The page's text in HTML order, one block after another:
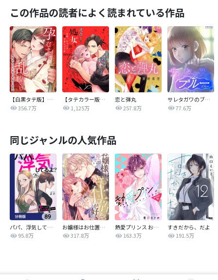
この作品の読者によく読まれている作品
【白黒タテ版】孕むまで乱れいけ～身代わり花嫁と軍服の猛愛
356.7万
【タテカラー版】漣蒼士に処女を捧ぐ～さあ、じっくり愛でましょうか
1,125万
恋と弾丸
257.8万
サレタガワのブルー【タテヨミ】
77.6万
同じジャンルの人気作品
パパ、浮気してるよ？娘と二人でクズ夫を捨てます【分冊版】
95.8万
お嬢様はお仕置きが好き
317.8万
熱愛プリンス お兄ちゃんはキミが好き
163.3万
すきだから、だよ
191.5万